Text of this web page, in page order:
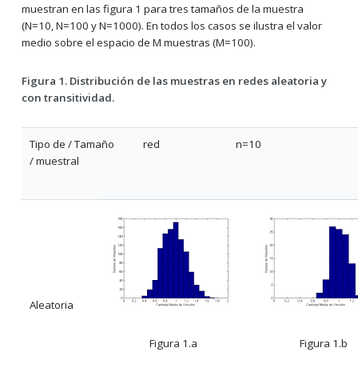
muestran en las figura 1 para tres tamaños de la muestra
(N=10, N=100 y N=1000). En todos los casos se ilustra el valor
medio sobre el espacio de M muestras (M=100).
Figura 1. Distribución de las muestras en redes aleatoria y
con transitividad.
Tipo de / Tamaño red
/ muestral
n=10
Aleatoria
Figura 1.a Figura 1.b